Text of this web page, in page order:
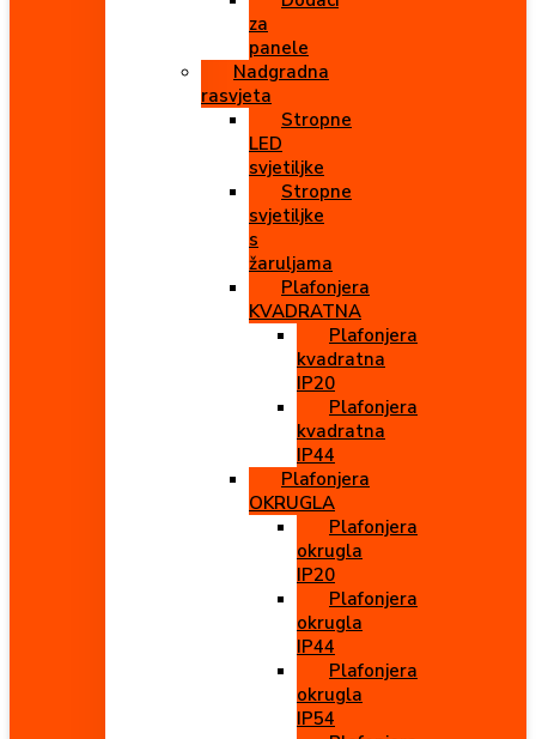
za
panele
Nadgradna
rasvjeta
Stropne
LED
svjetiljke
Stropne
svjetiljke
s
žaruljama
Plafonjera
KVADRATNA
Plafonjera
kvadratna
IP20
Plafonjera
kvadratna
IP44
Plafonjera
OKRUGLA
Plafonjera
okrugla
IP20
Plafonjera
okrugla
IP44
Plafonjera
okrugla
IP54